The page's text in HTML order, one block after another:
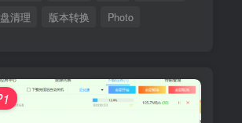
清理
版本转换 Photo